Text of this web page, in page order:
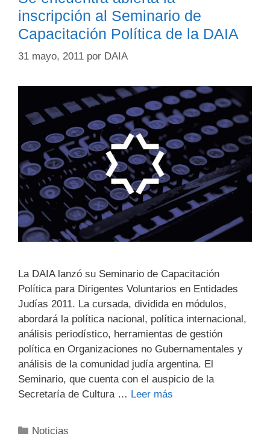
inscripción al Seminario de
Capacitación Política de la DAIA
31 mayo, 2011 por DAIA
La DAIA lanzó su Seminario de Capacitación
Política para Dirigentes Voluntarios en Entidades
Judías 2011. La cursada, dividida en módulos,
abordará la política nacional, política internacional,
análisis periodístico, herramientas de gestión
política en Organizaciones no Gubernamentales y
análisis de la comunidad judía argentina. El
Seminario, que cuenta con el auspicio de la
Secretaría de Cultura … Leer más
Noticias